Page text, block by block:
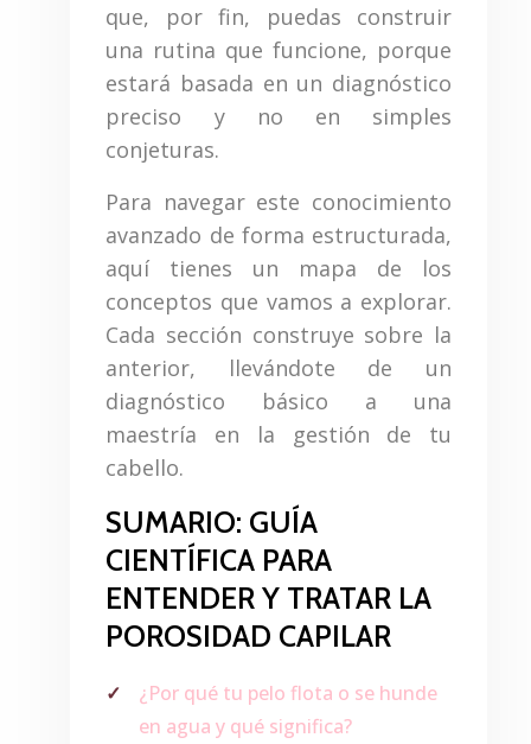
que, por fin, puedas construir
una rutina que funcione, porque
estará basada en un diagnóstico
preciso y no en simples
conjeturas.
Para navegar este conocimiento
avanzado de forma estructurada,
aquí tienes un mapa de los
conceptos que vamos a explorar.
Cada sección construye sobre la
anterior, llevándote de un
diagnóstico básico a una
maestría en la gestión de tu
cabello.
SUMARIO: GUÍA
CIENTÍFICA PARA
ENTENDER Y TRATAR LA
POROSIDAD CAPILAR
¿Por qué tu pelo flota o se hunde
en agua y qué significa?